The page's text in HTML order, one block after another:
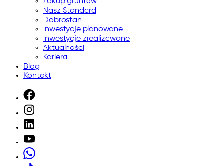
Nasz Standard
Dobrostan
Inwestycje planowane
Inwestycje zrealizowane
Aktualności
Kariera
Blog
Kontakt